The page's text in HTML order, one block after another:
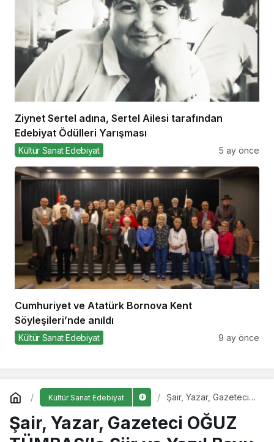
Ziynet Sertel adına, Sertel Ailesi tarafından
Edebiyat Ödülleri Yarışması
Kültür Sanat Edebiyat 5 ay önce
Cumhuriyet ve Atatürk Bornova Kent
Söyleşileri’nde anıldı
Kültür Sanat Edebiyat 9 ay önce
Kültür Sanat Edebiyat
Şair, Yazar, Gazeteci
ve YazıI Boyu “İZMİRLİ
BİR SÖYLEŞİ”
Şair, Yazar, Gazeteci OĞUZ